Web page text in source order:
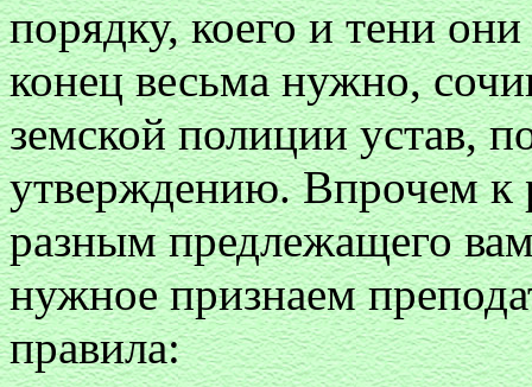
порядку, коего и тени
конец весьма нужно,
земской полиции устав,
утверждению. Впрочем к
разным предлежащего
нужное признаем
правила: